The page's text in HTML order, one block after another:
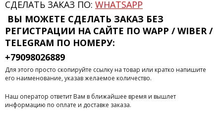
СДЕЛАТЬ ЗАКАЗ ПО: WHATSAPP
ВЫ МОЖЕТЕ СДЕЛАТЬ ЗАКАЗ БЕЗ
РЕГИСТРАЦИИ НА САЙТЕ ПО WAPP / WIBER /
TELEGRAM ПО НОМЕРУ:
+79098026889
Для этого просто скопируйте ссылку на товар или кратко напишите
его наименование, указав желаемое количество.
Наш оператор ответит Вам в ближайшее время и вышлет
информацию по оплате и доставке заказа.